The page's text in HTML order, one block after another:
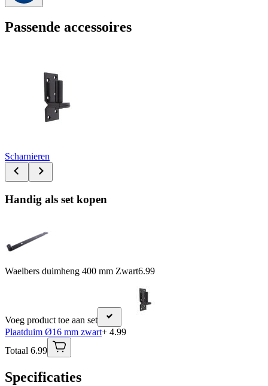
Passende accessoires
Scharnieren
Handig als set kopen
Waelbers duimheng 400 mm Zwart6.99
Voeg product toe aan set
Plaatduim Ø16 mm zwart+ 4.99
Totaal 6.99
Specificaties